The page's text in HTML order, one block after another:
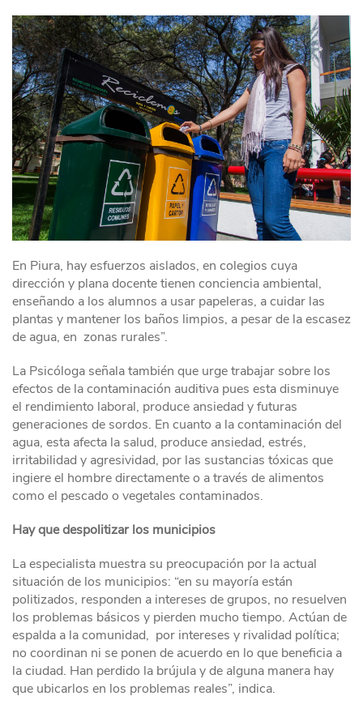
En Piura, hay esfuerzos aislados, en colegios cuya
dirección y plana docente tienen conciencia ambiental,
enseñando a los alumnos a usar papeleras, a cuidar las
plantas y mantener los baños limpios, a pesar de la escasez
de agua, en zonas rurales”.
La Psicóloga señala también que urge trabajar sobre los
efectos de la contaminación auditiva pues esta disminuye
el rendimiento laboral, produce ansiedad y futuras
generaciones de sordos. En cuanto a la contaminación del
agua, esta afecta la salud, produce ansiedad, estrés,
irritabilidad y agresividad, por las sustancias tóxicas que
ingiere el hombre directamente o a través de alimentos
como el pescado o vegetales contaminados.
Hay que despolitizar los municipios
La especialista muestra su preocupación por la actual
situación de los municipios: “en su mayoría están
politizados, responden a intereses de grupos, no resuelven
los problemas básicos y pierden mucho tiempo. Actúan de
espalda a la comunidad, por intereses y rivalidad política;
no coordinan ni se ponen de acuerdo en lo que beneficia a
la ciudad. Han perdido la brújula y de alguna manera hay
que ubicarlos en los problemas reales”, indica.